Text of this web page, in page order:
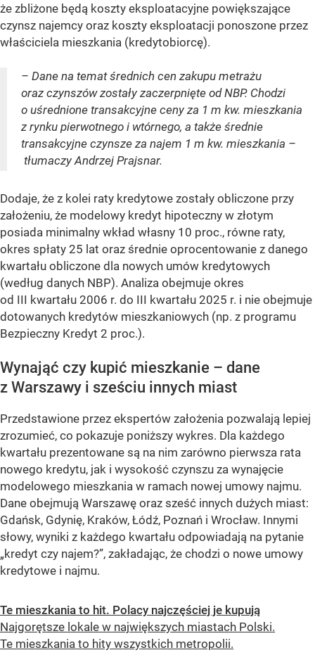
że zbliżone będą koszty eksploatacyjne powiększające
czynsz najemcy oraz koszty eksploatacji ponoszone przez
właściciela mieszkania (kredytobiorcę).
– Dane na temat średnich cen zakupu metrażu
oraz czynszów zostały zaczerpnięte od NBP. Chodzi
o uśrednione transakcyjne ceny za 1 m kw. mieszkania
z rynku pierwotnego i wtórnego, a także średnie
transakcyjne czynsze za najem 1 m kw. mieszkania –
tłumaczy Andrzej Prajsnar.
Dodaje, że z kolei raty kredytowe zostały obliczone przy
założeniu, że modelowy kredyt hipoteczny w złotym
posiada minimalny wkład własny 10 proc., równe raty,
okres spłaty 25 lat oraz średnie oprocentowanie z danego
kwartału obliczone dla nowych umów kredytowych
(według danych NBP). Analiza obejmuje okres
od III kwartału 2006 r. do III kwartału 2025 r. i nie obejmuje
dotowanych kredytów mieszkaniowych (np. z programu
Bezpieczny Kredyt 2 proc.).
Wynająć czy kupić mieszkanie – dane
z Warszawy i sześciu innych miast
Przedstawione przez ekspertów założenia pozwalają lepiej
zrozumieć, co pokazuje poniższy wykres. Dla każdego
kwartału prezentowane są na nim zarówno pierwsza rata
nowego kredytu, jak i wysokość czynszu za wynajęcie
modelowego mieszkania w ramach nowej umowy najmu.
Dane obejmują Warszawę oraz sześć innych dużych miast:
Gdańsk, Gdynię, Kraków, Łódź, Poznań i Wrocław. Innymi
słowy, wyniki z każdego kwartału odpowiadają na pytanie
„kredyt czy najem?”, zakładając, że chodzi o nowe umowy
kredytowe i najmu.
Te mieszkania to hit. Polacy najczęściej je kupują
Najgorętsze lokale w największych miastach Polski.
Te mieszkania to hity wszystkich metropolii.